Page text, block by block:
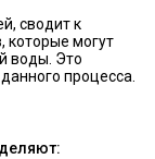
сводит к
которые могут
воды. Это
процесса.